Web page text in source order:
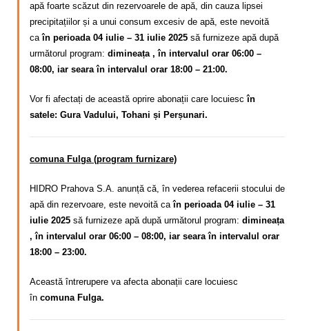
apă foarte scăzut din rezervoarele de apă, din cauza lipsei
precipitațiilor și a unui consum excesiv de apă, este nevoită
caîn perioada 04 iulie – 31 iulie 2025 să furnizeze apă după
următorul program: dimineața , în intervalul orar 06:00 –
08:00, iar seara în intervalul orar 18:00 – 21:00.
Vor fi afectați de această oprire abonații care locuiescîn
satele: Gura Vadului, Tohani și Perșunari.
comuna Fulga (program furnizare)
HIDRO Prahova S.A. anunță că, în vederea refacerii stocului de
apă din rezervoare, este nevoită caîn perioada 04 iulie – 31
iulie 2025 să furnizeze apă după următorul program: dimineața
, în intervalul orar 06:00 – 08:00, iar seara în intervalul orar
18:00 – 23:00.
Această întrerupere va afecta abonații care locuiesc
în comuna Fulga.